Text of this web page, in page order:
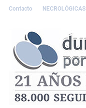
Contacto NECROLÓGICAS